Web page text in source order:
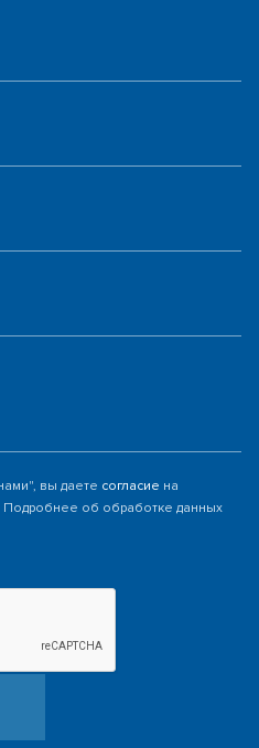
вы даете согласие на
Подробнее об обработке данных